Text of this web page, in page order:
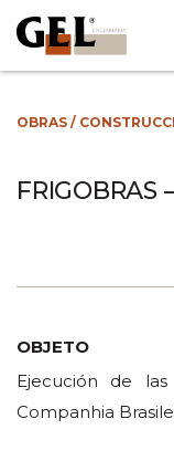
OBRAS /
FRIGOBRAS
OBJETO
Ejecución de
Companhia